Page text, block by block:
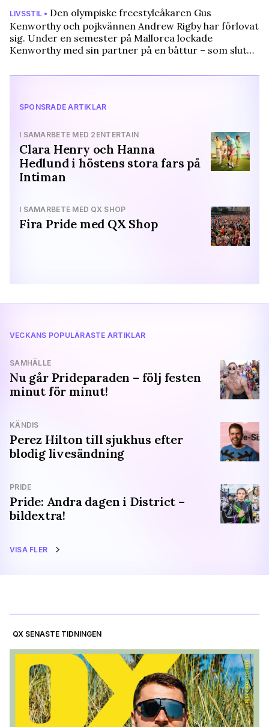
LIVSSTIL • Den olympiske freestyleåkaren Gus
Kenworthy och pojkvännen Andrew Rigby har förlovat
sig. Under en semester på Mallorca lockade
Kenworthy med sin partner på en båttur – som slut…
SPONSRADE ARTIKLAR
I SAMARBETE MED 2ENTERTAIN
Clara Henry och Hanna
Hedlund i höstens stora fars på
Intiman
I SAMARBETE MED QX SHOP
Fira Pride med QX Shop
VECKANS POPULÄRASTE ARTIKLAR
Nu går Prideparaden – följ festen
minut för minut!
SAMHÄLLE
Perez Hilton till sjukhus efter
blodig livesändning
KÄNDIS
Pride: Andra dagen i District –
bildextra!
PRIDE
VISA FLER
QX SENASTE TIDNINGEN